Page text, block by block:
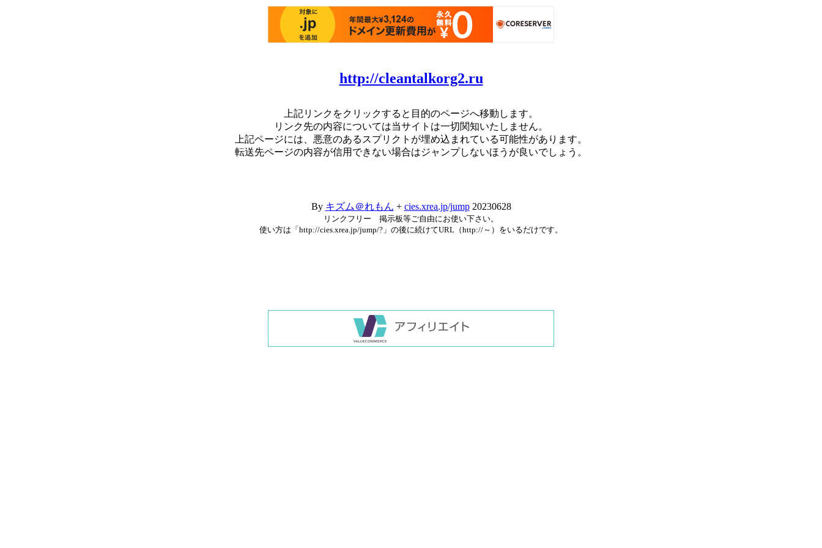
http://cleantalkorg2.ru
上記リンクをクリックすると目的のページへ移動します。
リンク先の内容については当サイトは一切関知いたしません。
上記ページには、悪意のあるスプリクトが埋め込まれている可能性があります。
転送先ページの内容が信用できない場合はジャンプしないほうが良いでしょう。
By キズム＠れもん + cies.xrea.jp/jump20230628
リンクフリー 掲示板等ご自由にお使い下さい。
使い方は「http://cies.xrea.jp/jump/?」の後に続けてURL（http://～）をいるだけです。